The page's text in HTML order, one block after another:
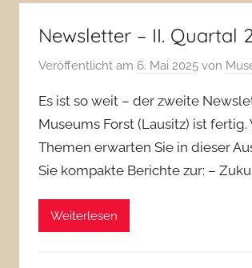
Newsletter – II. Quartal
Veröffentlicht am 6. Mai 2025 von
Es ist so weit – der zweite
Museums Forst (Lausitz) ist fertig.
Themen erwarten Sie in dieser
Sie kompakte Berichte zur: –
Weiterlesen